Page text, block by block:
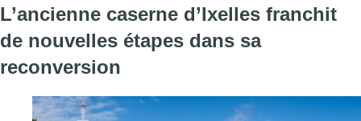
L’ancienne caserne d’Ixelles franchit
de nouvelles étapes dans sa
reconversion